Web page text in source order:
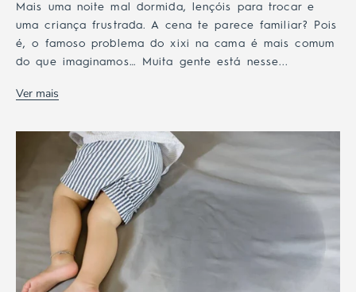
Mais uma noite mal dormida, lençóis para trocar e
uma criança frustrada. A cena te parece familiar? Pois
é, o famoso problema do xixi na cama é mais comum
do que imaginamos… Muita gente está nesse...
Ver mais